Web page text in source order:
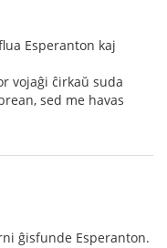
Esperanton kaj
vojaĝi ĉirkaŭ suda
sed me havas
ĝisfunde Esperanton.